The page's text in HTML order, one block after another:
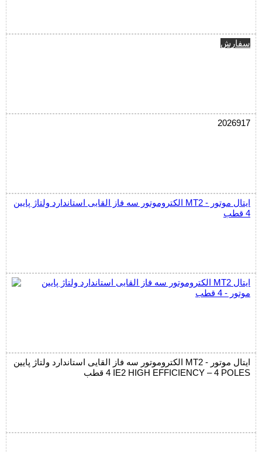
سفارش
2026917
الکتروموتور سه فاز القایی استاندارد ولتاژ پایین MT2 ایتال موتور -
4 قطب
الکتروموتور سه فاز القایی استاندارد ولتاژ پایین MT2 ایتال موتور -
4 قطب IE2 HIGH EFFICIENCY – 4 POLES